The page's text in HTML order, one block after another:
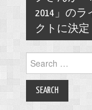
2014」のラ
クトに決定
Search
for: